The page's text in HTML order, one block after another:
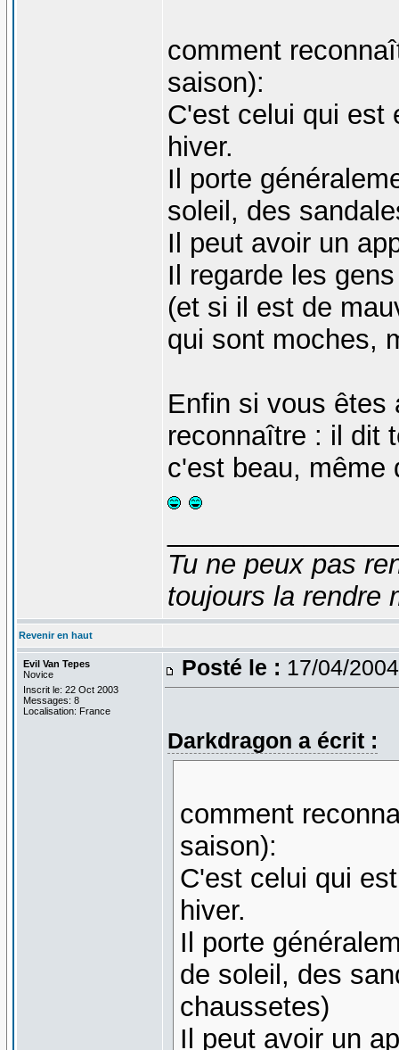
comment
saison):
C'est celui qui est
hiver.
Il porte
soleil, des
Il peut avoir un
Il regarde les
(et si il est de
qui sont moches,
Enfin si vous êtes
reconnaître : il dit
c'est beau,
Tu ne peux pas
toujours la rendre
Revenir en haut
Evil Van Tepes
Novice
Inscrit le: 22 Oct 2003
Messages: 8
Localisation: France
Posté le : 17/04/
Darkdragon a écrit :
comment
saison):
C'est celui qui
hiver.
Il porte
de soleil, des
chaussetes)
Il peut avoir un